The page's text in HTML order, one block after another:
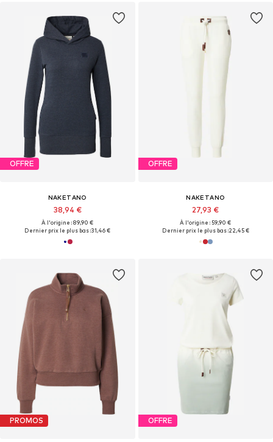
OFFRE
NAKETANO
38,94 €
À l'origine : 89,90 €
Dernier prix le plus bas :31,46 €
OFFRE
NAKETANO
27,93 €
À l'origine : 59,90 €
Dernier prix le plus bas :22,45 €
PROMOS OFFRE